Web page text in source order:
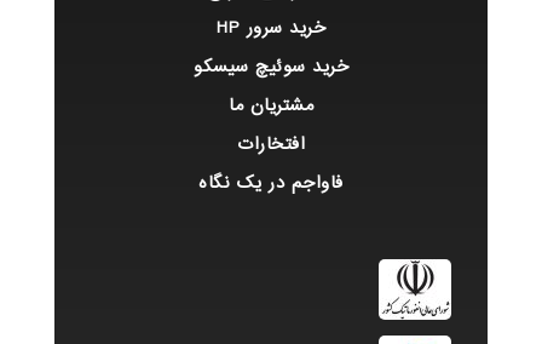
خرید سرور HP
خرید سوئیچ سیسکو
مشتریان ما
افتخارات
فاواجم در یک نگاه